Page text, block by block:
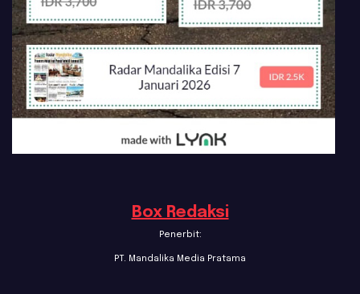
Box Redaksi
Penerbit:
PT. Mandalika Media Pratama